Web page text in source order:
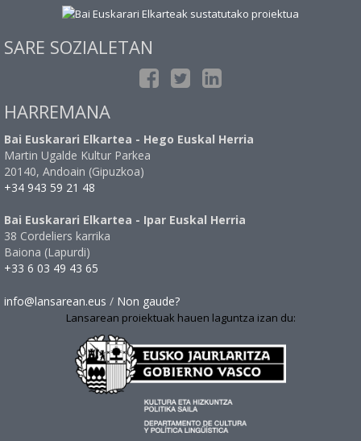
SARE SOZIALETAN
HARREMANA
Bai Euskarari Elkartea - Hego Euskal Herria
Martin Ugalde Kultur Parkea
20140, Andoain (Gipuzkoa)
+34 943 59 21 48
Bai Euskarari Elkartea - Ipar Euskal Herria
38 Cordeliers karrika
Baiona (Lapurdi)
+33 6 03 49 43 65
info@lansarean.eus / Non gaude?
Lansarean proiektuak hauen laguntza izan du: